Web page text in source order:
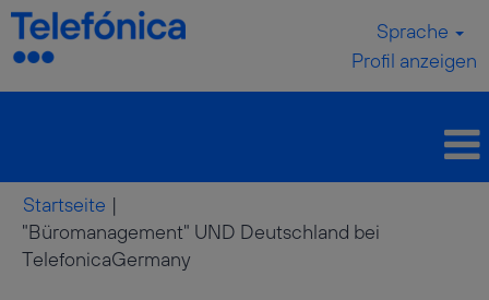
Sprache
Profil anzeigen
Startseite |
"Büromanagement" UND Deutschland bei
TelefonicaGermany